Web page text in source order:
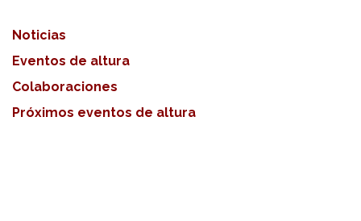
Noticias
Eventos de altura
Colaboraciones
Próximos eventos de altura